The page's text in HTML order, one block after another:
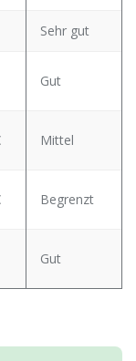
Sehr gut
Gut
Mittel
Begrenzt
Gut